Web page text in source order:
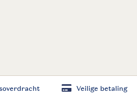
Veilige betaling